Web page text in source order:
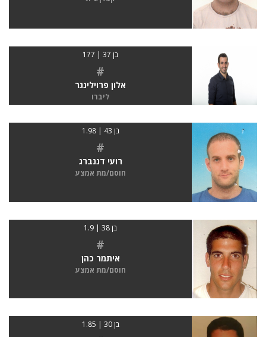
בן 37 | 177
#
אלון פרוילינגר
ליברו
בן 43 | 1.98
#
רועי דננברג
חוסם/מת אמצע
בן 38 | 1.9
#
איתמר כהן
חוסם/מת אמצע
בן 30 | 1.85